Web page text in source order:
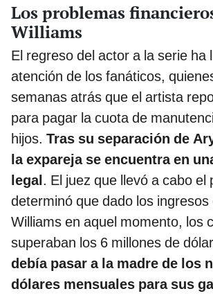
Los problemas
Williams
El regreso del actor a la serie ha
atención de los fanáticos,
semanas atrás que el artista
para pagar la cuota de
hijos. Tras su separación de
la expareja se encuentra en
legal. El juez que llevó a cabo el
determinó que dado los ingresos
Williams en aquel momento, los
superaban los 6 millones de
debía pasar a la madre de los
dólares mensuales para sus